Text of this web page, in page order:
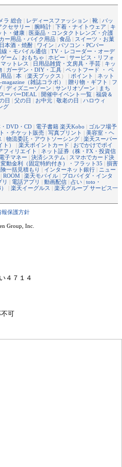
ラ 総合 | レディースファッション | 靴 | バッ
クセサリー | 腕時計 | 下着・ナイトウェア | キ
ト・健康 | 医薬品・コンタクトレンズ・介護
カー用品・バイク用品 | 食品 | スイーツ・お菓
日本酒・焼酎 | ワイン | パソコン・PCパー
線・モバイル通信 | TV・レコーダー・オーデ
ゲーム | おもちゃ | ホビー | サービス・リフォ
ットレス | 日用品雑貨・文房具・手芸 | キッ
| ガーデン・DIY・工具 | ペットフード ・ ペ
品 | 本 （楽天ブックス ） | ポイント | ネット
magazine（雑誌コラボ） | 贈り物・ギフト | フ
| ディズニーゾーン | サンリオゾーン | まち
スーパーDEAL | 開催中イベント一覧 | 福袋＆
日 | 父の日 | お中元 | 敬老の日 | ハロウィ
グ
DVD・CD | 電子書籍 楽天Kobo | ゴルフ場予
・チケット販売 | 写真プリント | 美容室・ヘ
| 物流委託・アウトソーシング | 楽天スーパー
） | 楽天ポイントカード | おでかけでポイ
フィリエイト | ネット証券（株・FX・投資信
電子マネー | 決済システム | スマホでカード決
動金利（固定特約付き）・フラット35 | 損害
一括見積もり | インターネット銀行 | ニュー
| ROOM | 楽天モバイル | プロバイダ・インタ
| 電話アプリ | 動画配信 | 占い | toto・
| 楽天イーグルス | 楽天グループ サービス一
報保護方針
Group, Inc.
４７１４
可